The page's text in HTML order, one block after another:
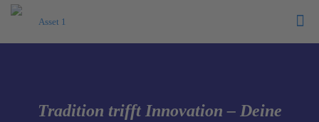
Tradition trifft Innovation – Deine